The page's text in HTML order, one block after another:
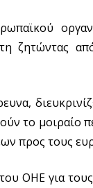
ζητώντας
το μοιραίο
προς τους
ΟΗΕ για